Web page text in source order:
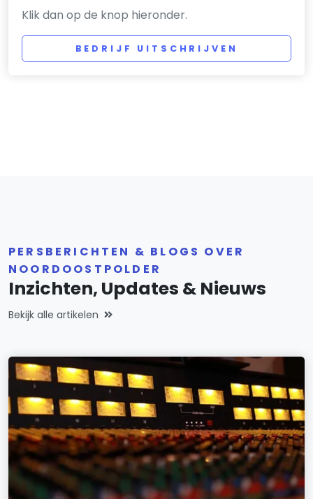
Klik dan op de knop hieronder.
BEDRIJF UITSCHRIJVEN
PERSBERICHTEN & BLOGS OVER
NOORDOOSTPOLDER
Inzichten, Updates & Nieuws
Bekijk alle artikelen